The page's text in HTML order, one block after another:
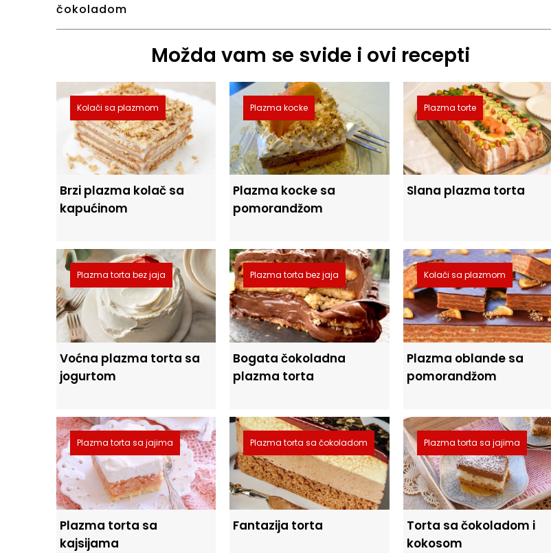
čokoladom
Možda vam se svide i ovi recepti
Kolači sa plazmom
Brzi plazma kolač sa
kapućinom
Plazma kocke
Plazma kocke sa
pomorandžom
Plazma torte
Slana plazma torta
Plazma torta bez jaja
Voćna plazma torta sa
jogurtom
Plazma torta bez jaja
Bogata čokoladna
plazma torta
Kolači sa plazmom
Plazma oblande sa
pomorandžom
Plazma torta sa jajima
Plazma torta sa
kajsijama
Plazma torta sa čokoladom
Fantazija torta
Plazma torta sa jajima
Torta sa čokoladom i
kokosom